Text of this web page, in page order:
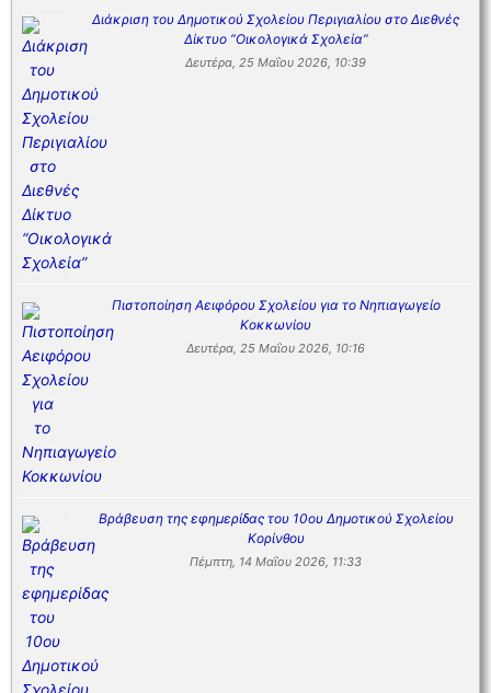
Διάκριση του Δημοτικού Σχολείου Περιγιαλίου στο Διεθνές
Δίκτυο “Οικολογικά Σχολεία”
Δευτέρα, 25 Μαΐου 2026, 10:39
Πιστοποίηση Αειφόρου Σχολείου για το Νηπιαγωγείο
Κοκκωνίου
Δευτέρα, 25 Μαΐου 2026, 10:16
Βράβευση της εφημερίδας του 10ου Δημοτικού Σχολείου
Κορίνθου
Πέμπτη, 14 Μαΐου 2026, 11:33